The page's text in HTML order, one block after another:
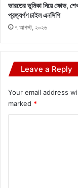
ভারতের ভূমিকা নিয়ে ক্ষোভ,
প্রত্যর্পণ চাইল এনসিপি
৭ আগস্ট, ২০২৬
Leave a Reply
Your email address
marked *